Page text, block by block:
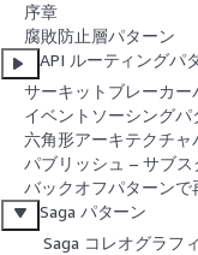
序章
腐敗防止層パターン
API ルーティングパ
サーキットブレーカー
イベントソーシングパ
六角形アーキテクチャ
パブリッシュ – サブ
バックオフパターンで
Saga パターン
Saga コレオグラフィ